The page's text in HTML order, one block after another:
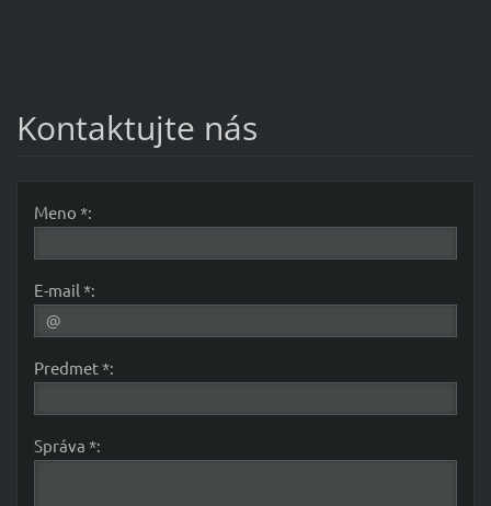
Kontaktujte nás
Meno *:
E-mail *:
Predmet *:
Správa *: